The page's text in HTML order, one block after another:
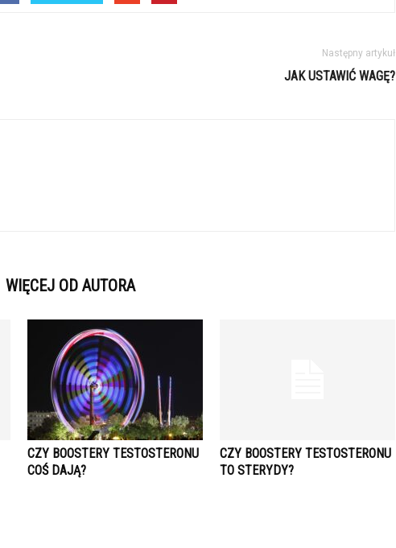
Następny artykuł
JAK USTAWIĆ WAGĘ?
WIĘCEJ OD AUTORA
CZY BOOSTERY TESTOSTERONU
COŚ DAJĄ?
CZY BOOSTERY TESTOSTERONU
TO STERYDY?